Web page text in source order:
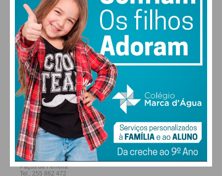
SEG TER QUA QUI
ALTERAR
FARMACIAS DE SERVIÇO EM PAÇOS DE
FERREIRA